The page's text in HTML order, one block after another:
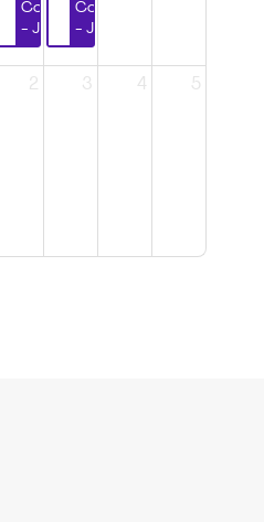
Complexes
- Jour 1
Complexes
- Jour 2
2 3 4 5